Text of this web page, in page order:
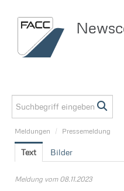
Meldungen
Investor Relations
Pressemeldung
Meldungen / Pressemeldung
Text Bilder
Meldung vom 08.11.2023